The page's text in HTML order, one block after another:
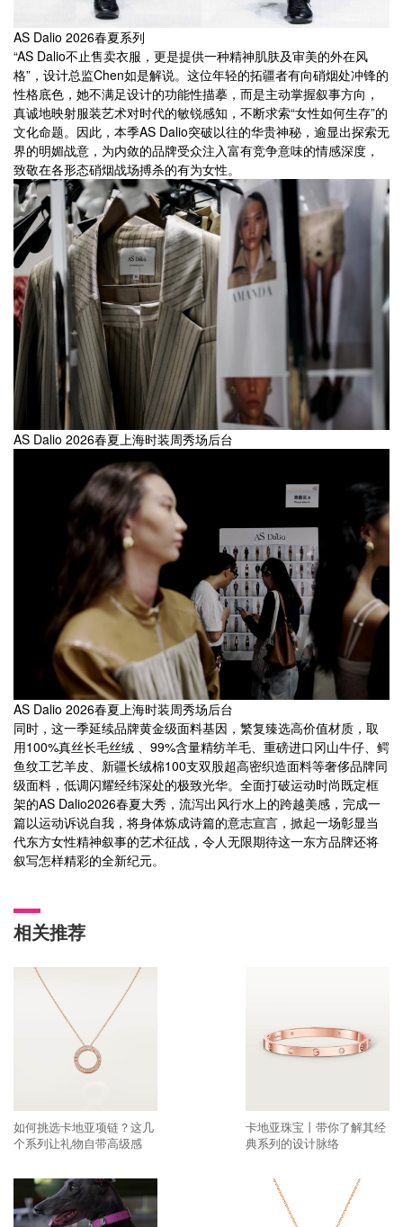
AS Dalio 2026春夏系列
“AS Dalio不止售卖衣服，更是提供一种精神肌肤及审美的外在风
格”，设计总监Chen如是解说。这位年轻的拓疆者有向硝烟处冲锋的
性格底色，她不满足设计的功能性描摹，而是主动掌握叙事方向，
真诚地映射服装艺术对时代的敏锐感知，不断求索“女性如何生存”的
文化命题。因此，本季AS Dalio突破以往的华贵神秘，逾显出探索无
界的明媚战意，为内敛的品牌受众注入富有竞争意味的情感深度，
致敬在各形态硝烟战场搏杀的有为女性。
AS Dalio 2026春夏上海时装周秀场后台
AS Dalio 2026春夏上海时装周秀场后台
同时，这一季延续品牌黄金级面料基因，繁复臻选高价值材质，取
用100%真丝长毛丝绒 、99%含量精纺羊毛、重磅进口冈山牛仔、鳄
鱼纹工艺羊皮、新疆长绒棉100支双股超高密织造面料等奢侈品牌同
级面料，低调闪耀经纬深处的极致光华。全面打破运动时尚既定框
架的AS Dalio2026春夏大秀，流泻出风行水上的跨越美感，完成一
篇以运动诉说自我，将身体炼成诗篇的意志宣言，掀起一场彰显当
代东方女性精神叙事的艺术征战，令人无限期待这一东方品牌还将
叙写怎样精彩的全新纪元。
相关推荐
如何挑选卡地亚项链？这几
个系列让礼物自带高级感
卡地亚珠宝丨带你了解其经
典系列的设计脉络